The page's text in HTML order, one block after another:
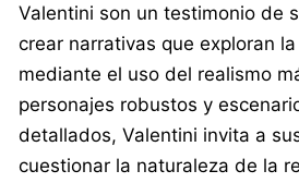
Valentini son un testimonio de
crear narrativas que exploran
mediante el uso del realismo
personajes robustos y
detallados, Valentini invita a
cuestionar la naturaleza de la